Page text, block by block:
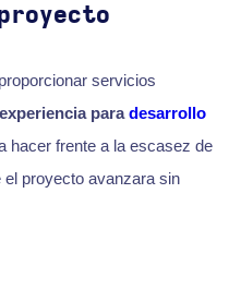
servicios
experiencia paradesarrollo
hacer frente a la escasez de
el proyecto avanzara sin